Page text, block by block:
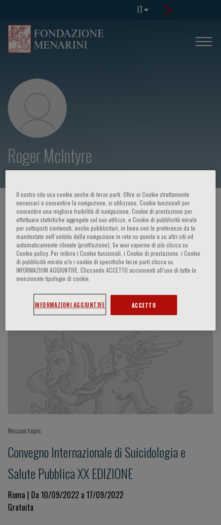
IT
Roger McIntyre
HOME PAGE / CORSI ED EVENTI / RELATORE
Roger McIntyre
Partecipazioni del relatore
Nessun topic
Convegno Internazionale di Suicidologia e
Salute Pubblica XX EDIZIONE
Roma | Da 10/09/2022 a 17/09/2022
Gratuita
Il nostro sito usa cookie anche di terze parti. Oltre ai Cookie strettamente
necessari a consentire la navigazione, si utilizzano, Cookie funzionali per
consentire una migliore fruibilità di navigazione, Cookie di prestazione per
effettuare statistiche aggregate sul suo utilizzo, e Cookie di pubblicità mirata
per sottoporti contenuti, anche pubblicitari, in linea con le preferenze da te
manifestate nell‘ambito della navigazione in rete su questo e su altri siti ed
automaticamente rilevate (profilazione). Se vuoi saperne di più clicca su
Cookie policy. Per inibire i Cookie funzionali, i Cookie di prestazione, i Cookie
di pubblicità mirata e/o i cookie di specifiche terze parti clicca su
INFORMAZIONI AGGIUNTIVE. Cliccando ACCETTO acconsenti all’uso di tutte le
menzionate tipologie di cookie.
INFORMAZIONI AGGIUNTIVE ACCETTO